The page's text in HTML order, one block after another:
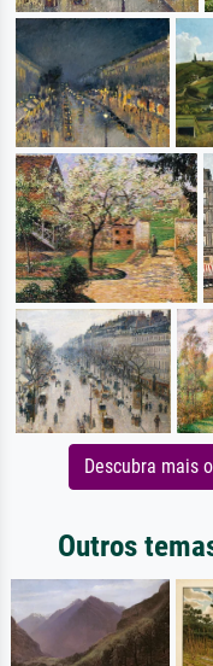
Descubra mais
Outros